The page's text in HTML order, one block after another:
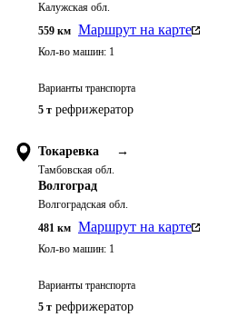
Калужская обл.
559 км Маршрут на карте
Кол-во машин: 1
Варианты транспорта
5 т рефрижератор
Токаревка →
Тамбовская обл.
Волгоград
Волгоградская обл.
481 км Маршрут на карте
Кол-во машин: 1
Варианты транспорта
5 т рефрижератор